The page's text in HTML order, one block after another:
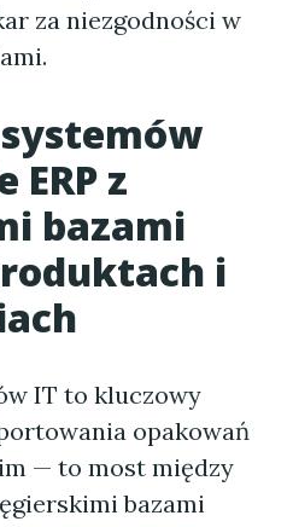
za niezgodności w
ERP z
bazami
i
IT to kluczowy
opakowań
— to most między
bazami